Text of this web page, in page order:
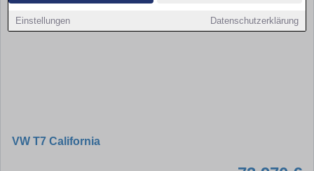
Einstellungen Datenschutzerklärung
VW T7 California